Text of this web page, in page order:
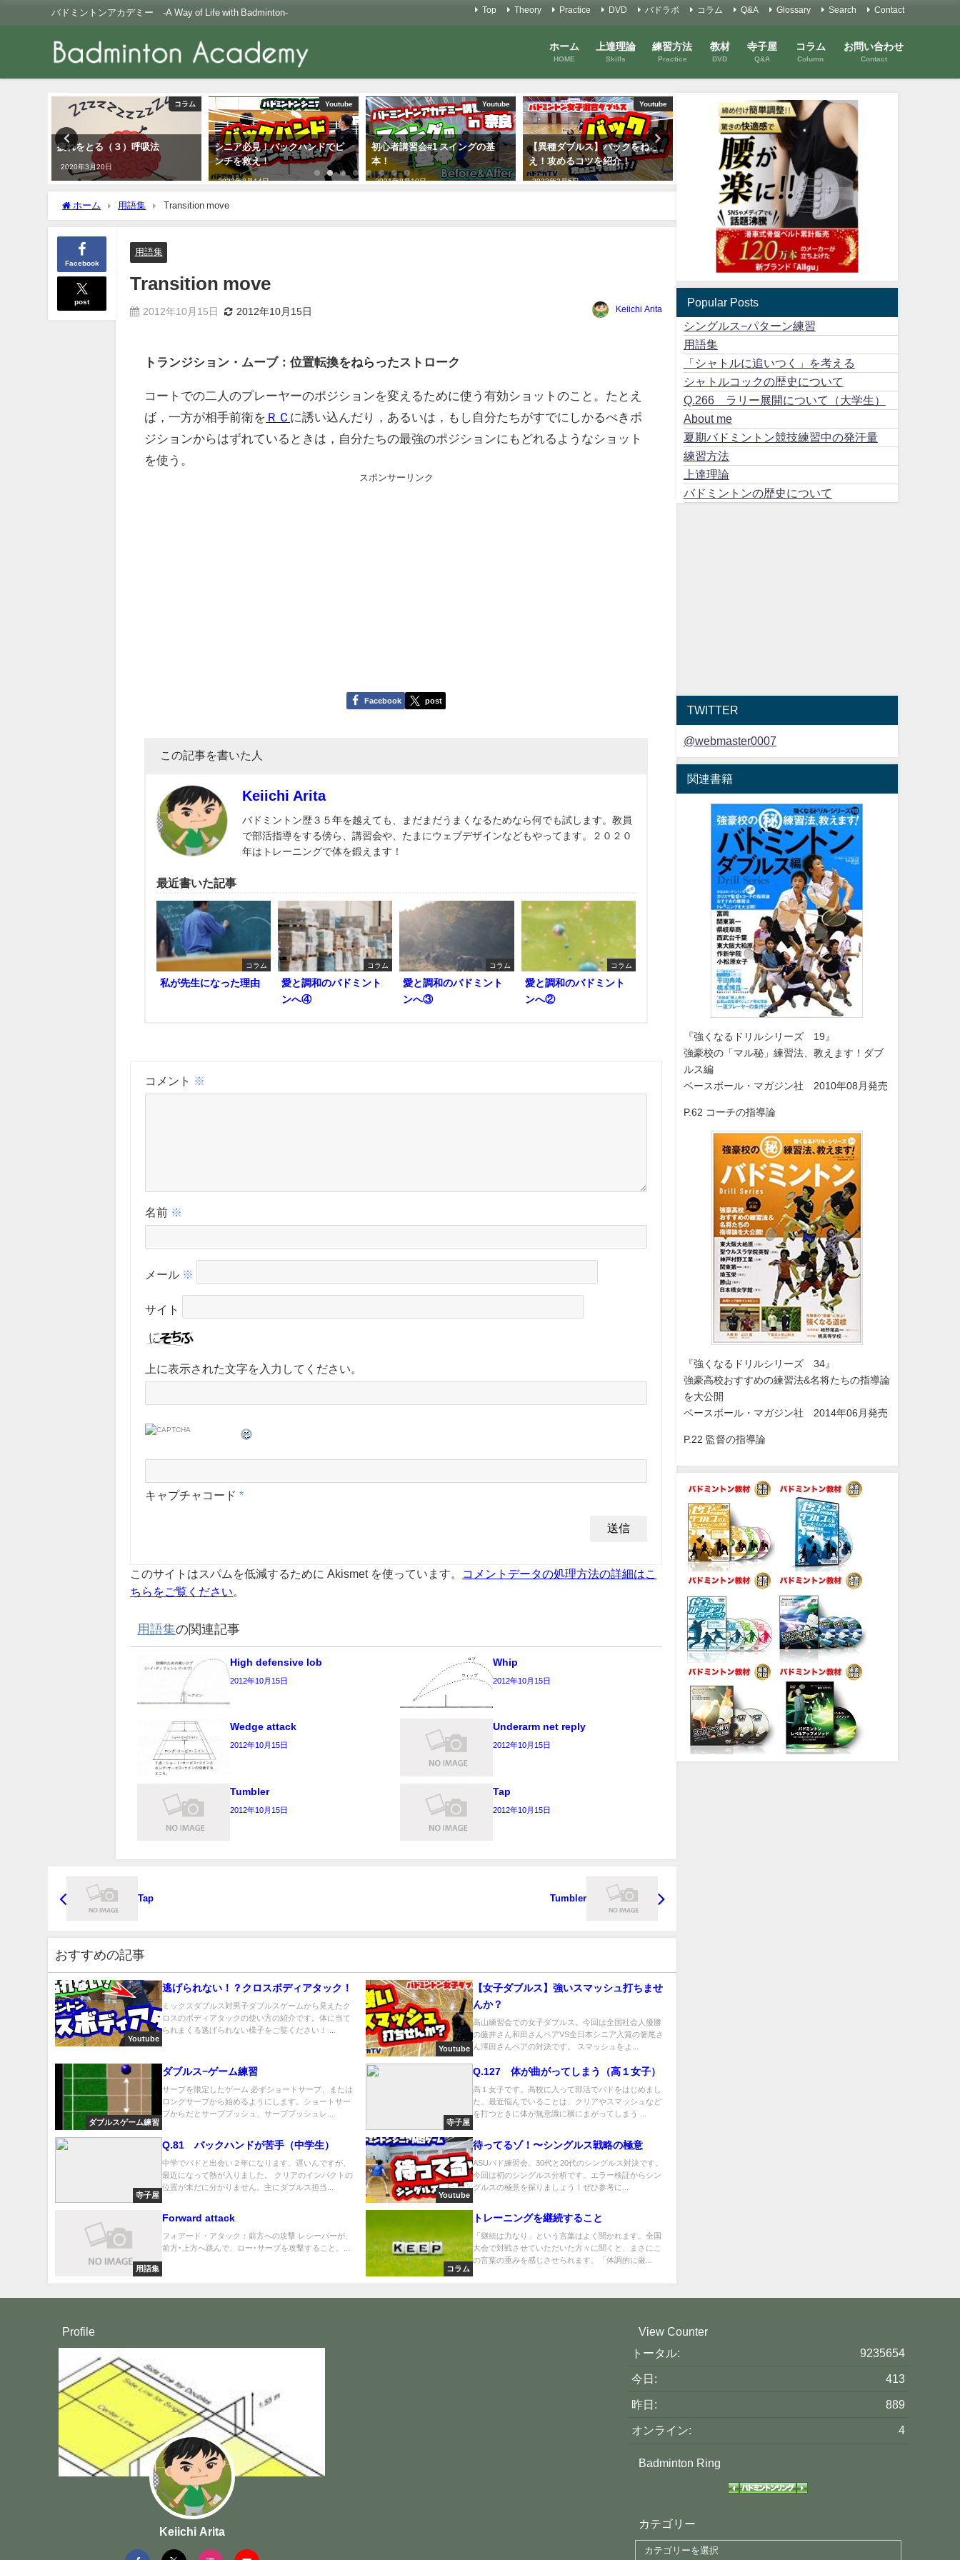
バドミントンアカデミー -A Way of Life with Badminton- Top Theory Practice DVD バドラボ コラム Q&A Glossary Search Contact
ホーム
HOME
上達理論
Skills
練習方法
Practice
教材
DVD
寺子屋
Q&A
コラム
Column
お問い合わせ
Contact
コラム
疲れをとる（３）呼吸法
2020年3月20日
Youtube
シニア必見！バックハンドでピ
ンチを救え！
2022年8月14日
Youtube
初心者講習会#1 スイングの基
本！
2021年8月10日
Youtube
【異種ダブルス】バックをねら
え！攻めるコツを紹介！
2023年3月5日
Youtube
ネットを制するものは世界を制
2021年10月12日
【バドミントン】【シニア
ダブルス】爽やかに勝つ！
2024年2月13日
ホーム 用語集 Transition move
Facebook
post
用語集
Transition move
2012年10月15日 2012年10月15日 Keiichi Arita
トランジション・ムーブ：位置転換をねらったストローク
コートでの二人のプレーヤーのポジションを変えるために使う有効ショットのこと。たとえ
ば，一方が相手前衛を ＲＣ に誘い込んだり，あるいは，もし自分たちがすでにしかるべきポ
ジションからはずれているときは，自分たちの最強のポジションにもどれるようなショット
を使う。
スポンサーリンク
Facebook post
この記事を書いた人
Keiichi Arita
バドミントン歴３５年を越えても、まだまだうまくなるためなら何でも試します。教員
で部活指導をする傍ら、講習会や、たまにウェブデザインなどもやってます。２０２０
年はトレーニングで体を鍛えます！
最近書いた記事
コラム
私が先生になった理由
コラム
愛と調和のバドミント
ンへ④
コラム
愛と調和のバドミント
ンへ③
コラム
愛と調和のバドミント
ンへ②
コメント ※
名前 ※
メール ※
サイト
上に表示された文字を入力してください。
キャプチャコード *
このサイトはスパムを低減するために Akismet を使っています。
コメントデータの処理方法の詳細はこ
ちらをご覧ください
用語集の関連記事
High defensive lob
2012年10月15日
Whip
2012年10月15日
Wedge attack
2012年10月15日
Underarm net reply
2012年10月15日
Tumbler
2012年10月15日
Tap
2012年10月15日
Tap Tumbler
おすすめの記事
Youtube
逃げられない！？クロスボディアタック！
ミックスダブルス対男子ダブルスゲームから見えたク
ロスのボディアタックの使い方の紹介です。体に当て
られまくる逃げられない様子をご覧ください！ ...
Youtube
【女子ダブルス】強いスマッシュ打ちませ
んか？
高山練習会での女子ダブルス。今回は全国社会人優勝
の藤井さん和田さんペアVS全日本シニア入賞の箸尾さ
ん澤田さんペアの対決です。 スマッシュをよ...
ダブルスゲーム練習
ダブルス−ゲーム練習
サーブを限定したゲーム 必ずショートサーブ、または
ロングサーブから始めるようにします。ショートサー
ブからだとサーブプッシュ、サーブプッシュレ...
寺子屋
Q.127 体が曲がってしまう（高１女子）
高１女子です。高校に入って部活でバドをはじめまし
た。最近悩んでいることは、クリアやスマッシュなど
を打つときに体が無意識に横にまがってしまう ...
寺子屋
Q.81 バックハンドが苦手（中学生）
中学でバドと出会い２年になります。遅いんですが、
最近になって熱が入りました。 クリアのインパクトの
位置が未だに分かりません。主にダブルス担当...
Youtube
待ってるゾ！〜シングルス戦略の極意
ASUバド練習会。30代と20代のシングルス対決です。
今回は初のシングルス分析です。エラー検証からシン
グルスの極意を探りましょう！ぜひ参考に...
用語集
Forward attack
フォアード・アタック：前方への攻撃 レシーバーが、
前方･上方へ跳んで、ロー･サーブを攻撃すること。...
コラム
トレーニングを継続すること
「継続は力なり」という言葉はよく聞かれます。全国
大会で対戦させていただいた方々に聞くと、まさにこ
の言葉の重みを感じさせられます。「体調的に厳...
Popular Posts
シングルス−パターン練習
用語集
「シャトルに追いつく」を考える
シャトルコックの歴史について
Q.266 ラリー展開について（大学生）
About me
夏期バドミントン競技練習中の発汗量
練習方法
上達理論
バドミントンの歴史について
TWITTER
@webmaster0007
関連書籍
『強くなるドリルシリーズ 19』
強豪校の「マル秘」練習法、教えます！ダブ
ルス編
ベースボール・マガジン社 2010年08月発売
P.62 コーチの指導論
『強くなるドリルシリーズ 34』
強豪高校おすすめの練習法&名将たちの指導論
を大公開
ベースボール・マガジン社 2014年06月発売
P.22 監督の指導論
Profile
Keiichi Arita
View Counter
9235654
トータル:
413
今日:
889
昨日:
4
オンライン:
Badminton Ring
カテゴリー